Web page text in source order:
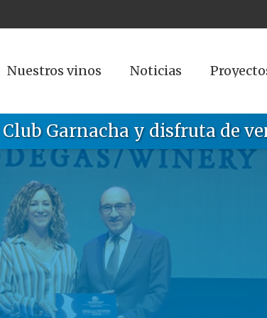
Nuestros vinos Noticias
Garnacha y disfruta de